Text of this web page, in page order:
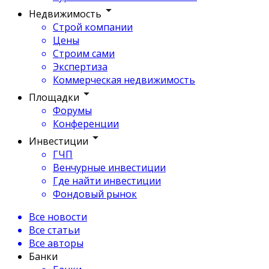
Недвижимость
Строй компании
Цены
Строим сами
Экспертиза
Коммерческая недвижимость
Площадки
Форумы
Конференции
Инвестиции
ГЧП
Венчурные инвестиции
Где найти инвестиции
Фондовый рынок
Все новости
Все статьи
Все авторы
Банки